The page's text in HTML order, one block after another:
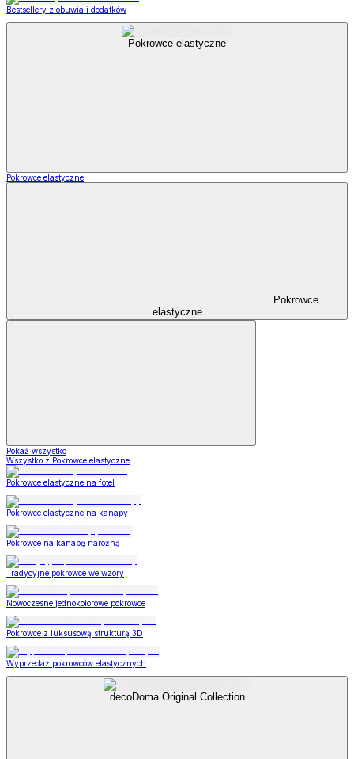
Bestsellery z obuwia i dodatków
Pokrowce elastyczne
Pokrowce elastyczne
Pokrowce
elastyczne
Pokaż wszystko
Wszystko z Pokrowce elastyczne
Pokrowce elastyczne na fotel
Pokrowce elastyczne na kanapy
Pokrowce na kanapę narożną
Tradycyjne pokrowce we wzory
Nowoczesne jednokolorowe pokrowce
Pokrowce z luksusową strukturą 3D
Wyprzedaż pokrowców elastycznych
decoDoma Original Collection